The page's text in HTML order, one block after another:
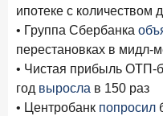
Не по цене, а по
подписки в 2025 году?
17 февраля 2026 года
Бизнес на
место
ипотеке с количеством
• Группа Сбербанка
перестановках в мидл-
• Чистая прибыль
год выросла в 150 раз
• Центробанк попросил